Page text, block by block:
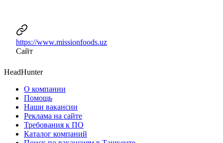
https://www.missionfoods.uz
Сайт
HeadHunter
О компании
Помощь
Наши вакансии
Реклама на сайте
Требования к ПО
Каталог компаний